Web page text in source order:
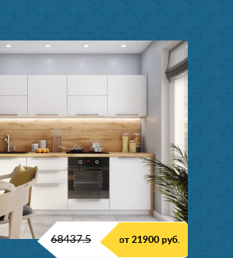
68437.5 от 21900 руб.